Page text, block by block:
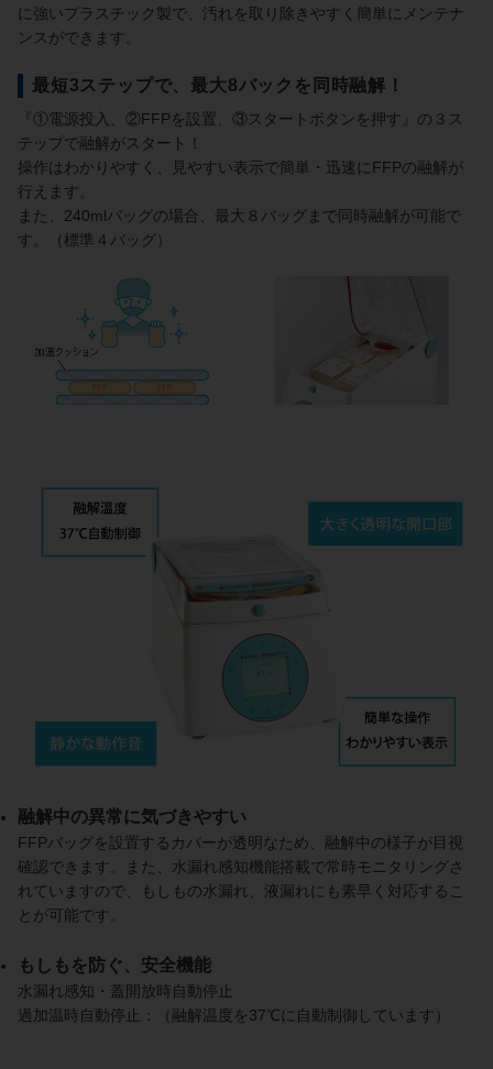
に強いプラスチック製で、汚れを取り除きやすく簡単にメンテナ
ンスができます。
最短3ステップで、最大8バックを同時融解！
『①電源投入、②FFPを設置、③スタートボタンを押す』の３ス
テップで融解がスタート！
操作はわかりやすく、見やすい表示で簡単・迅速にFFPの融解が
行えます。
また、240mlバッグの場合、最大８バッグまで同時融解が可能で
す。（標準４バッグ）
融解中の異常に気づきやすい
FFPバッグを設置するカバーが透明なため、融解中の様子が目視
確認できます。また、水漏れ感知機能搭載で常時モニタリングさ
れていますので、もしもの水漏れ、液漏れにも素早く対応するこ
とが可能です。
もしもを防ぐ、安全機能
水漏れ感知・蓋開放時自動停止
過加温時自動停止：（融解温度を37℃に自動制御しています）